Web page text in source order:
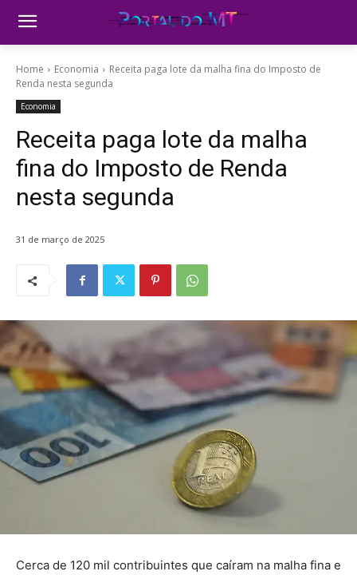
Home Economia
Receita paga lote da malha fina do Imposto de
Renda nesta segunda
Economia
Receita paga lote da malha
fina do Imposto de Renda
nesta segunda
31 de março de 2025
Cerca de 120 mil contribuintes que caíram na malha fina e